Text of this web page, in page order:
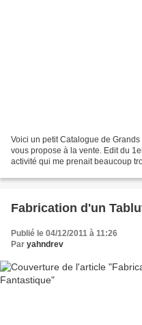
Voici un petit Catalogue de
vous propose à la vente. Edit du
activité qui me prenait beaucoup
Fabrication d'un
Publié le 04/12/2011 à 11:26
Par yahndrev